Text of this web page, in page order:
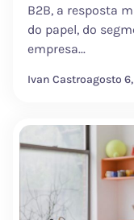
B2B, a resposta
do papel, do
empresa...
Ivan Castroagosto